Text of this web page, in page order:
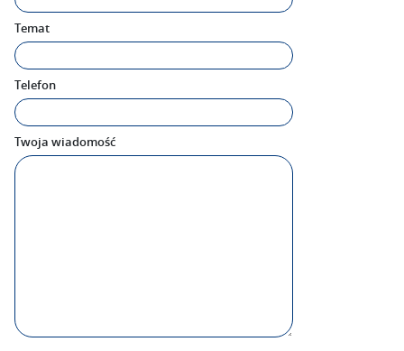
Temat
Telefon
Twoja wiadomość